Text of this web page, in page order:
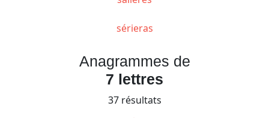
sérieras
Anagrammes de
7 lettres
37 résultats